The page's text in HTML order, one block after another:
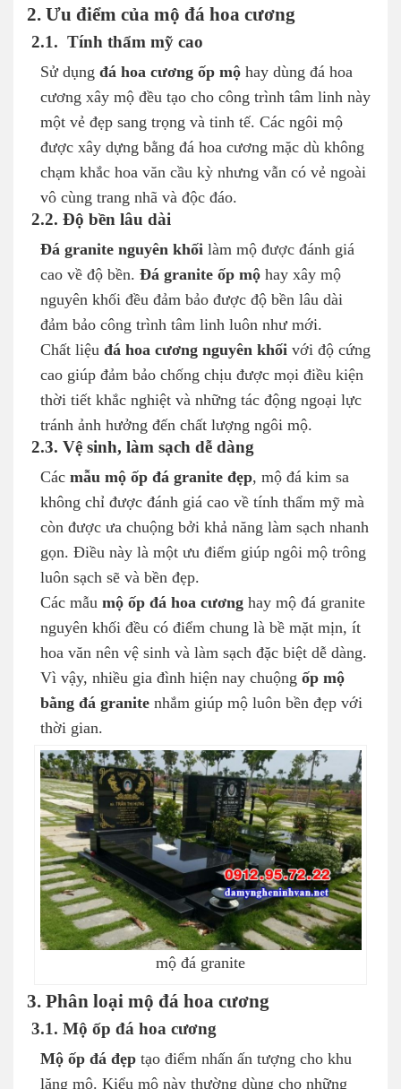
2. Ưu điểm của mộ đá hoa cương
2.1. Tính thẩm mỹ cao
Sử dụng đá hoa cương ốp mộ hay dùng đá hoa
cương xây mộ đều tạo cho công trình tâm linh này
một vẻ đẹp sang trọng và tinh tế. Các ngôi mộ
được xây dựng bằng đá hoa cương mặc dù không
chạm khắc hoa văn cầu kỳ nhưng vẫn có vẻ ngoài
vô cùng trang nhã và độc đáo.
2.2. Độ bền lâu dài
Đá granite nguyên khối làm mộ được đánh giá
cao về độ bền. Đá granite ốp mộ hay xây mộ
nguyên khối đều đảm bảo được độ bền lâu dài
đảm bảo công trình tâm linh luôn như mới.
Chất liệu đá hoa cương nguyên khối với độ cứng
cao giúp đảm bảo chống chịu được mọi điều kiện
thời tiết khắc nghiệt và những tác động ngoại lực
tránh ảnh hưởng đến chất lượng ngôi mộ.
2.3. Vệ sinh, làm sạch dễ dàng
Các mẫu mộ ốp đá granite đẹp, mộ đá kim sa
không chỉ được đánh giá cao về tính thẩm mỹ mà
còn được ưa chuộng bởi khả năng làm sạch nhanh
gọn. Điều này là một ưu điểm giúp ngôi mộ trông
luôn sạch sẽ và bền đẹp.
Các mẫu mộ ốp đá hoa cương hay mộ đá granite
nguyên khối đều có điểm chung là bề mặt mịn, ít
hoa văn nên vệ sinh và làm sạch đặc biệt dễ dàng.
Vì vậy, nhiều gia đình hiện nay chuộng ốp mộ
bằng đá granite nhắm giúp mộ luôn bền đẹp với
thời gian.
mộ đá granite
3. Phân loại mộ đá hoa cương
3.1. Mộ ốp đá hoa cương
Mộ ốp đá đẹp tạo điểm nhấn ấn tượng cho khu
lăng mộ. Kiểu mộ này thường dùng cho những